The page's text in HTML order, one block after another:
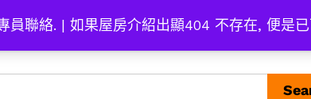
員聯絡. | 如果屋房介紹出顯404 不存在, 便是